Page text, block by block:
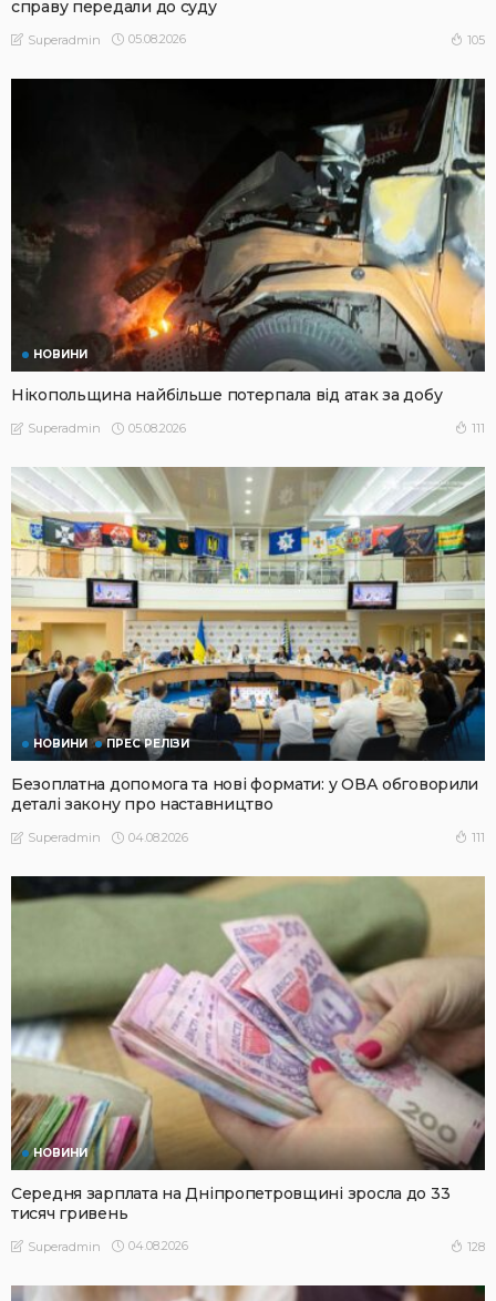
справу передали до суду
Superadmin 05.08.2026 105
НОВИНИ
Нікопольщина найбільше потерпала від атак за добу
Superadmin 05.08.2026 111
НОВИНИ ПРЕС РЕЛІЗИ
Безоплатна допомога та нові формати: у ОВА обговорили
деталі закону про наставництво
Superadmin 04.08.2026 111
НОВИНИ
Середня зарплата на Дніпропетровщині зросла до 33
тисяч гривень
Superadmin 04.08.2026 128